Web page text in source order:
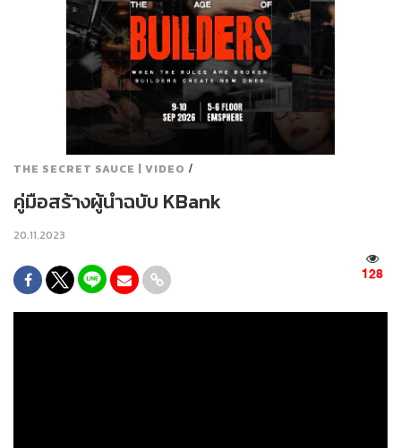
THE SECRET SAUCE | VIDEO /
คู่มือสร้างผู้นำฉบับ KBank
20.11.2023
128